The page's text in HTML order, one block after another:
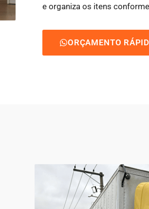
e organiza os itens
ORÇAMENTO